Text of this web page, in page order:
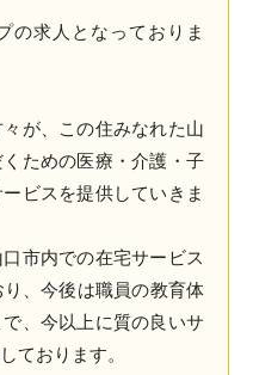
の求人となっておりま
が、この住みなれた山
ための医療・介護・子
ビスを提供していきま
市内での在宅サービス
、今後は職員の教育体
、今以上に質の良いサ
ております。